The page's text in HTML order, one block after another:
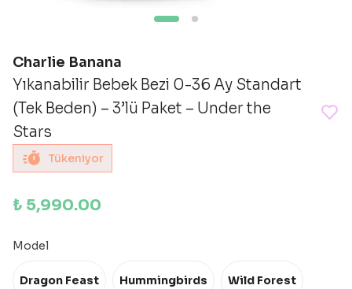
Charlie Banana
Yıkanabilir Bebek Bezi 0-36 Ay Standart
(Tek Beden) – 3’lü Paket – Under the
Stars
Tükeniyor
₺ 5,990.00
Model
Dragon Feast Hummingbirds Wild Forest